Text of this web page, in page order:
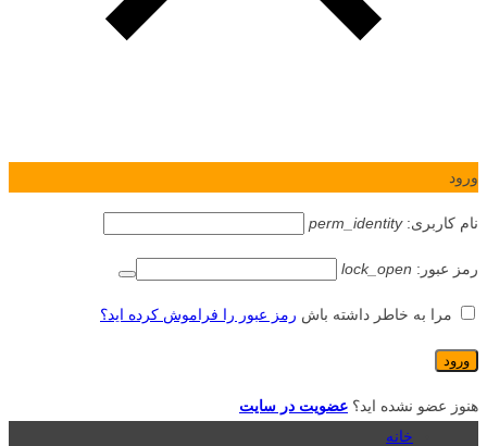
ورود
نام کاربری:perm_identity
رمز عبور: lock_open
مرا به خاطر داشته باش رمز عبور را فراموش کرده اید؟
هنوز عضو نشده اید؟ عضویت در سایت
خانه